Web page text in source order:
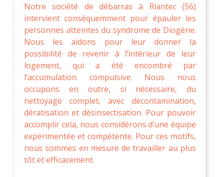
Notre société de débarras à Riantec (56)
intervient conséquemment pour épauler les
personnes atteintes du syndrome de Diogène.
Nous les aidons pour leur donner la
possibilité de revenir à l’intérieur de leur
logement, qui a été encombré par
l’accumulation compulsive. Nous nous
occupons en outre, si nécessaire, du
nettoyage complet, avec décontamination,
dératisation et désinsectisation. Pour pouvoir
accomplir cela, nous considérons d’une équipe
expérimentée et compétente. Pour ces motifs,
nous sommes en mesure de travailler au plus
tôt et efficacement.